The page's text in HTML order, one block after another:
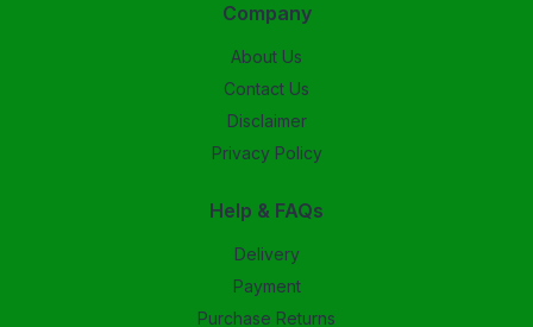
Company
About Us
Contact Us
Disclaimer
Privacy Policy
Help & FAQs
Delivery
Payment
Purchase Returns